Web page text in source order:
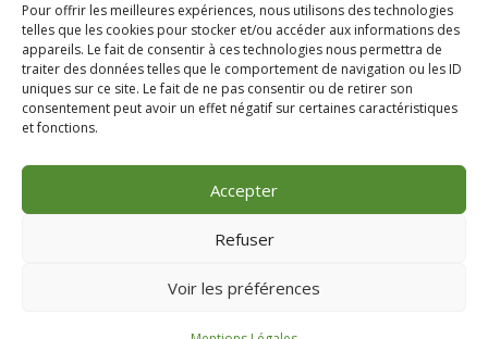
Pour offrir les meilleures expériences, nous utilisons des technologies
telles que les cookies pour stocker et/ou accéder aux informations des
appareils. Le fait de consentir à ces technologies nous permettra de
traiter des données telles que le comportement de navigation ou les ID
uniques sur ce site. Le fait de ne pas consentir ou de retirer son
consentement peut avoir un effet négatif sur certaines caractéristiques
et fonctions.
Accepter
Refuser
Voir les préférences
Fermé le Dimanche
Tel : 06 08 93 70 75
LES FAUTEUILS DE MASSAGE
LES BAINS NORDIQUES
| Tous droits réservés ‘Temple
Mentions Légales |CGV